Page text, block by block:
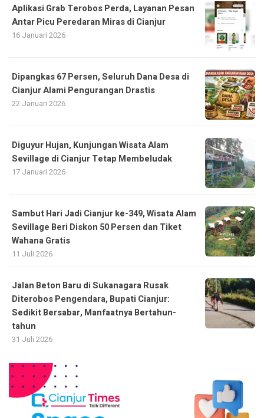
Aplikasi Grab Terobos Perda, Layanan Pesan
Antar Picu Peredaran Miras di Cianjur
16 Januari 2026
Dipangkas 67 Persen, Seluruh Dana Desa di
Cianjur Alami Pengurangan Drastis
22 Januari 2026
Diguyur Hujan, Kunjungan Wisata Alam
Sevillage di Cianjur Tetap Membeludak
17 Januari 2026
Sambut Hari Jadi Cianjur ke-349, Wisata Alam
Sevillage Beri Diskon 50 Persen dan Tiket
Wahana Gratis
11 Juli 2026
Jalan Beton Baru di Sukanagara Rusak
Diterobos Pengendara, Bupati Cianjur:
Sedikit Bersabar, Manfaatnya Bertahun-
tahun
31 Juli 2026